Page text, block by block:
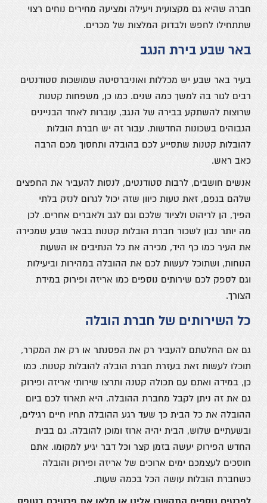
חברה שהיא גם מקצועית ויעילה ומציעה מחירים נוחים רצוי
שתתחילו לחפש ולבדוק המלצות של מכרים.
באר שבע בירת הנגב
בעיר באר שבע יש מכללות ואוניברסיטה שמושכות סטודנטים
רבים לגור בה למשך כמה שנים. כמו כן, משפחות קטנות
שרוצות להשתקע בבירה של הנגב, עוברות לאחד הבניינים
הגבוהים בשכונות החדשות. עבור זה יש חברת הובלות
להובלות קטנות שתסייע לכם בהובלה ותחסוך מכם הרבה
כאב ראש.
אנשים חושבים, לרבות סטודנטים, לנסות להעביר את החפצים
שלהם בגפם, זאת טעות כיוון שזה יכול לגרום לנזק בלתי
הפיך, הן לריהוט ולציוד שלכם וגם לגב ולאברים אחרים. לכן
מה יותר נבון לשכור חברת הובלות קטנות בבאר שבע שמכירה
את העיר כמו כף היד, מכירה את כל הנתיבים או השעות
הנוחות, ושתוכל לעשות לכם את ההובלה במהירות וביעילות
וגם לספק לכם שירותים נוספים כמו אריזה ופירוק במידת
הצורך.
כל השירותים של חברת הובלה
גם אם החלטתם להעביר רק את הפסנתר או רק את המקרר,
תוכלו לעשות זאת בעזרת חברת הובלה להובלות קטנות. כמו
כן, במידה ואתם עם תכולה קטנה ותרצו שירותי אריזה ופירוק
גם את זה ניתן לקבל מחברת ההובלה. היא תארוז לכם ביום
ההובלה את כל הבית כך שעד רגע ההובלה תחיו חיים רגילים,
ובשעתיים שלוש, הבית יהיה ארוז ומוכן להובלה. גם בבית
החדש הפירוק יעשה בזמן קצר וכל דבר יגיע למקומו. אתם
חוסכים לעצמכם ימים ארוכים של אריזה ופירוק והובלה
כשחברת הובלות עושה הכל בכמה שעות.